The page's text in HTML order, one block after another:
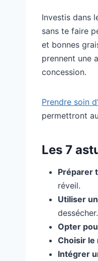
Investis dans
sans te faire
et bonnes
prennent une
concession.
Prendre soin
permettront
Les 7
Préparer
réveil.
Utiliser
dessécher.
Opter
Choisir le
Intégrer